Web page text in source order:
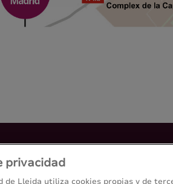
y Tecnologías Creativas
- Universitat de Lleida
privacidad
de Lleida utiliza cookies propias y de